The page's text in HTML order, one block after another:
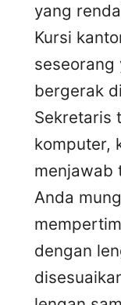
yang
Kursi
seseorang
bergerak
Sekretaris
komputer,
menjawab
Anda
dengan